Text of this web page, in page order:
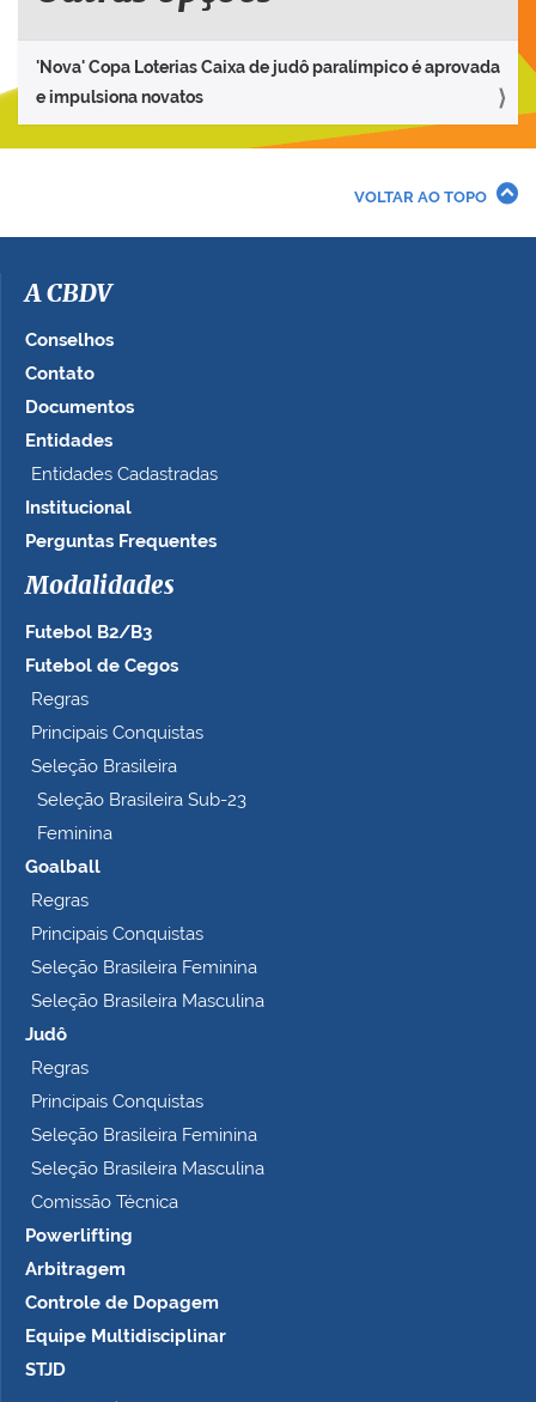
'Nova' Copa Loterias Caixa de judô paralímpico é aprovada
e impulsiona novatos
VOLTAR AO TOPO
A CBDV
Conselhos
Contato
Documentos
Entidades
Entidades Cadastradas
Institucional
Perguntas Frequentes
Modalidades
Futebol B2/B3
Futebol de Cegos
Regras
Principais Conquistas
Seleção Brasileira
Seleção Brasileira Sub-23
Feminina
Goalball
Regras
Principais Conquistas
Seleção Brasileira Feminina
Seleção Brasileira Masculina
Judô
Regras
Principais Conquistas
Seleção Brasileira Feminina
Seleção Brasileira Masculina
Comissão Técnica
Powerlifting
Arbitragem
Controle de Dopagem
Equipe Multidisciplinar
STJD